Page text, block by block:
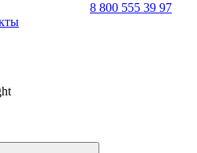
8 800 555 39 97